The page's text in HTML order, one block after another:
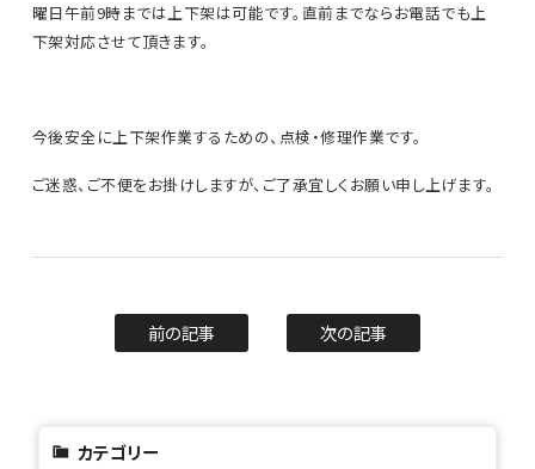
曜日午前9時までは上下架は可能です。直前までならお電話でも上
下架対応させて頂きます。
今後安全に上下架作業するための、点検・修理作業です。
ご迷惑、ご不便をお掛けしますが、ご了承宜しくお願い申し上げます。
前の記事 次の記事
カテゴリー